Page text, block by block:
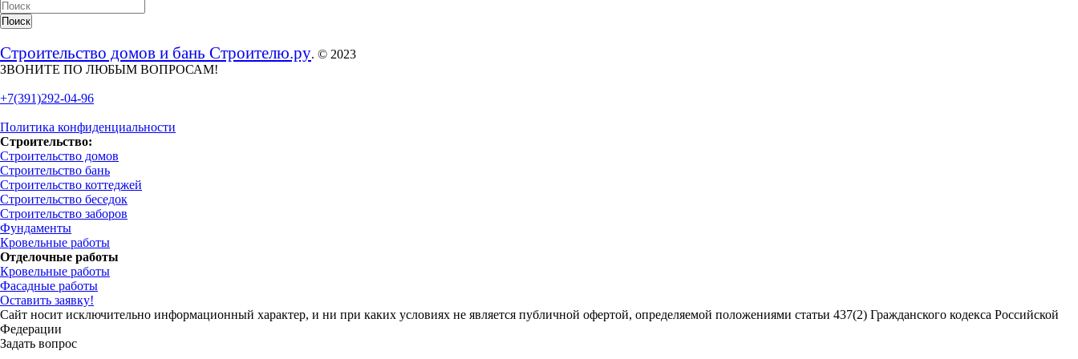
Строительство домов и бань Строителю.ру. © 2023
ЗВОНИТЕ ПО ЛЮБЫМ ВОПРОСАМ!
+7(391)292-04-96
Политика конфиденциальности
Строительство:
Строительство домов
Строительство бань
Строительство коттеджей
Строительство беседок
Строительство заборов
Фундаменты
Кровельные работы
Отделочные работы
Кровельные работы
Фасадные работы
Оставить заявку!
Сайт носит исключительно информационный характер, и ни при каких условиях не является публичной офертой, определяемой положениями статьи 437(2) Гражданского кодекса Российской
Федерации
Задать вопрос